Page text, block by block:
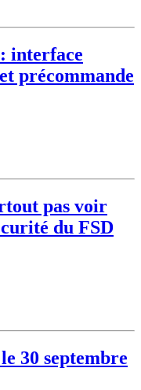
interface
précommande
pas voir
du FSD
30 septembre